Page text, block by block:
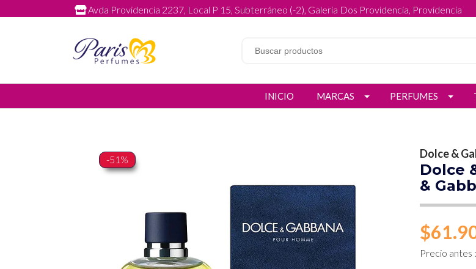
Avda Providencia 2237, Local P 15, Subterráneo (-2), Galeria Dos Providencia, Providencia
INICIO MARCAS PERFUMES
-51% Dolce &
Dolce
&
Precio antes :